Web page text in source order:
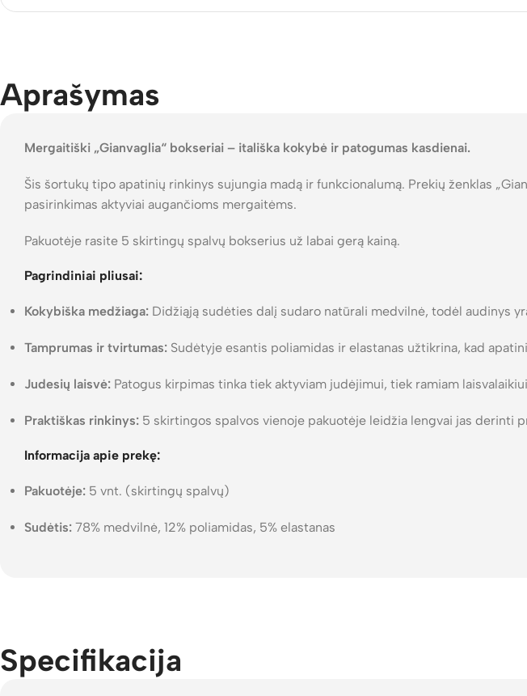
Aprašymas
Mergaitiški „Gianvaglia“ bokseriai – itališka kokybė ir patogumas kasdienai.
Šis šortukų tipo apatinių rinkinys sujungia madą ir funkcionalumą. Prekių ženklas
pasirinkimas aktyviai augančioms mergaitėms.
Pakuotėje rasite 5 skirtingų spalvų bokserius už labai gerą kainą.
Pagrindiniai pliusai:
Kokybiška medžiaga: Didžiąją sudėties dalį sudaro natūrali medvilnė, todėl audinys
Tamprumas ir tvirtumas: Sudėtyje esantis poliamidas ir elastanas užtikrina, kad
Judesių laisvė: Patogus kirpimas tinka tiek aktyviam judėjimui, tiek ramiam
Praktiškas rinkinys: 5 skirtingos spalvos vienoje pakuotėje leidžia lengvai jas derinti
Informacija apie prekę:
Pakuotėje: 5 vnt. (skirtingų spalvų)
Sudėtis: 78% medvilnė, 12% poliamidas, 5% elastanas
Specifikacija